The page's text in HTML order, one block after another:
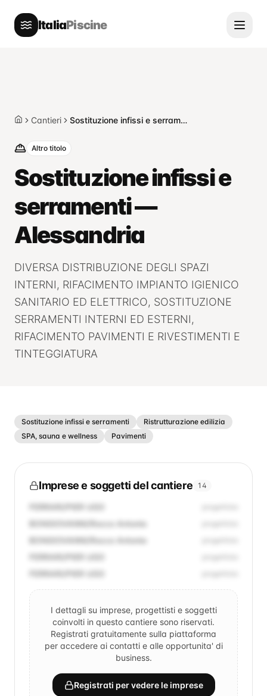
ItaliaPiscine
HomeCantieri Sostituzione infissi e serramenti — Alessandria
Altro titolo
Sostituzione infissi e
serramenti —
Alessandria
DIVERSA DISTRIBUZIONE DEGLI SPAZI
INTERNI, RIFACIMENTO IMPIANTO IGIENICO
SANITARIO ED ELETTRICO, SOSTITUZIONE
SERRAMENTI INTERNI ED ESTERNI,
RIFACIMENTO PAVIMENTI E RIVESTIMENTI E
TINTEGGIATURA
Sostituzione infissi e serramenti
Ristrutturazione edilizia
SPA, sauna e wellness
Pavimenti
Imprese e soggetti del cantiere 14
BONGIOVANNI/Rocco Antonio
BONGIOVANNI/Rocco Antonio
I dettagli su imprese, progettisti e soggetti
coinvolti in questo cantiere sono riservati.
Registrati gratuitamente sulla piattaforma
per accedere ai contatti e alle opportunita' di
business.
Registrati per vedere le imprese